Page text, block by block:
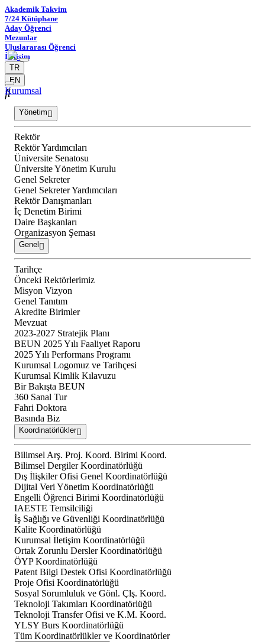
Akademik Takvim
7/24 Kütüphane
Aday Öğrenci
Mezunlar
Uluslararası Öğrenci
İletişim
TR
EN
Kurumsal
Yönetim
Rektör
Rektör Yardımcıları
Üniversite Senatosu
Üniversite Yönetim Kurulu
Genel Sekreter
Genel Sekreter Yardımcıları
Rektör Danışmanları
İç Denetim Birimi
Daire Başkanları
Organizasyon Şeması
Genel
Tarihçe
Önceki Rektörlerimiz
Misyon Vizyon
Genel Tanıtım
Akredite Birimler
Mevzuat
2023-2027 Stratejik Planı
BEUN 2025 Yılı Faaliyet Raporu
2025 Yılı Performans Programı
Kurumsal Logomuz ve Tarihçesi
Kurumsal Kimlik Kılavuzu
Bir Bakışta BEUN
360 Sanal Tur
Fahri Doktora
Basında Biz
Koordinatörlükler
Bilimsel Arş. Proj. Koord. Birimi Koord.
Bilimsel Dergiler Koordinatörlüğü
Dış İlişkiler Ofisi Genel Koordinatörlüğü
Dijital Veri Yönetim Koordinatörlüğü
Engelli Öğrenci Birimi Koordinatörlüğü
IAESTE Temsilciliği
İş Sağlığı ve Güvenliği Koordinatörlüğü
Kalite Koordinatörlüğü
Kurumsal İletişim Koordinatörlüğü
Ortak Zorunlu Dersler Koordinatörlüğü
ÖYP Koordinatörlüğü
Patent Bilgi Destek Ofisi Koordinatörlüğü
Proje Ofisi Koordinatörlüğü
Sosyal Sorumluluk ve Gönl. Çlş. Koord.
Teknoloji Takımları Koordinatörlüğü
Teknoloji Transfer Ofisi ve K.M. Koord.
YLSY Burs Koordinatörlüğü
Tüm Koordinatörlükler ve Koordinatörler